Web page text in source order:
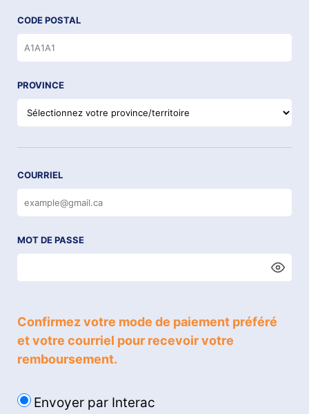
CODE POSTAL
PROVINCE
COURRIEL
MOT DE PASSE
Confirmez votre mode de paiement préféré
et votre courriel pour recevoir votre
remboursement.
Envoyer par Interac